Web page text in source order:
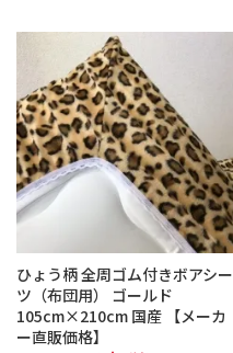
ひょう柄 全周ゴム付きボアシー
ツ（布団用） ゴールド
105cm×210cm 国産 【メーカ
ー直販価格】